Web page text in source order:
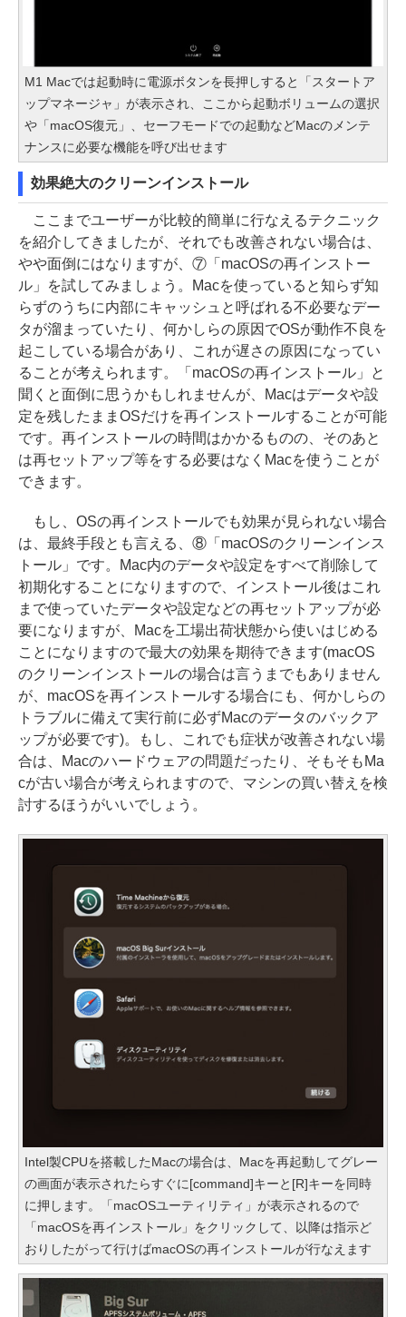
M1 Macでは起動時に電源ボタンを長押しすると「スタートア
ップマネージャ」が表示され、ここから起動ボリュームの選択
や「macOS復元」、セーフモードでの起動などMacのメンテ
ナンスに必要な機能を呼び出せます
効果絶大のクリーンインストール
ここまでユーザーが比較的簡単に行なえるテクニック
を紹介してきましたが、それでも改善されない場合は、
やや面倒にはなりますが、⑦「macOSの再インストー
ル」を試してみましょう。Macを使っていると知らず知
らずのうちに内部にキャッシュと呼ばれる不必要なデー
タが溜まっていたり、何かしらの原因でOSが動作不良を
起こしている場合があり、これが遅さの原因になってい
ることが考えられます。「macOSの再インストール」と
聞くと面倒に思うかもしれませんが、Macはデータや設
定を残したままOSだけを再インストールすることが可能
です。再インストールの時間はかかるものの、そのあと
は再セットアップ等をする必要はなくMacを使うことが
できます。
もし、OSの再インストールでも効果が見られない場合
は、最終手段とも言える、⑧「macOSのクリーンインス
トール」です。Mac内のデータや設定をすべて削除して
初期化することになりますので、インストール後はこれ
まで使っていたデータや設定などの再セットアップが必
要になりますが、Macを工場出荷状態から使いはじめる
ことになりますので最大の効果を期待できます(macOS
のクリーンインストールの場合は言うまでもありません
が、macOSを再インストールする場合にも、何かしらの
トラブルに備えて実行前に必ずMacのデータのバックア
ップが必要です)。もし、これでも症状が改善されない場
合は、Macのハードウェアの問題だったり、そもそもMa
cが古い場合が考えられますので、マシンの買い替えを検
討するほうがいいでしょう。
Intel製CPUを搭載したMacの場合は、Macを再起動してグレー
の画面が表示されたらすぐに[command]キーと[R]キーを同時
に押します。「macOSユーティリティ」が表示されるので
「macOSを再インストール」をクリックして、以降は指示ど
おりしたがって行けばmacOSの再インストールが行なえます